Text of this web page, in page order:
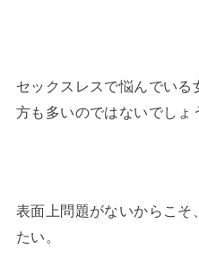
セックスレスで悩んでい
方も多いのではないでしょ
表面上問題がないからこ
たい。